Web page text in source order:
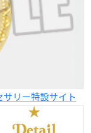
リー特設サイト